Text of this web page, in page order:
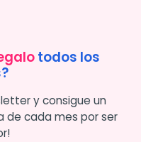
todos los
y consigue un
de cada mes por ser